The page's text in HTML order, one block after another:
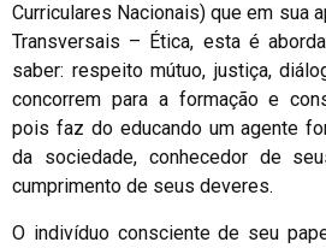
Curriculares Nacionais) que em sua
Transversais – Ética, esta é
saber: respeito mútuo, justiça,
concorrem para a formação e
pois faz do educando um agente
da sociedade, conhecedor de
cumprimento de seus deveres.
O indivíduo consciente de seu